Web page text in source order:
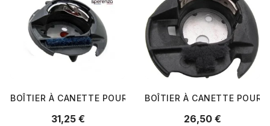
BOÎTIER À CANETTE POUR BROTHER (NV800)
31,25 €
BOÎTIER À CANETTE POUR
26,50 €